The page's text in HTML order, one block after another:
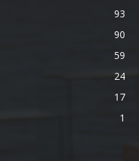
93
90
59
24
17
1